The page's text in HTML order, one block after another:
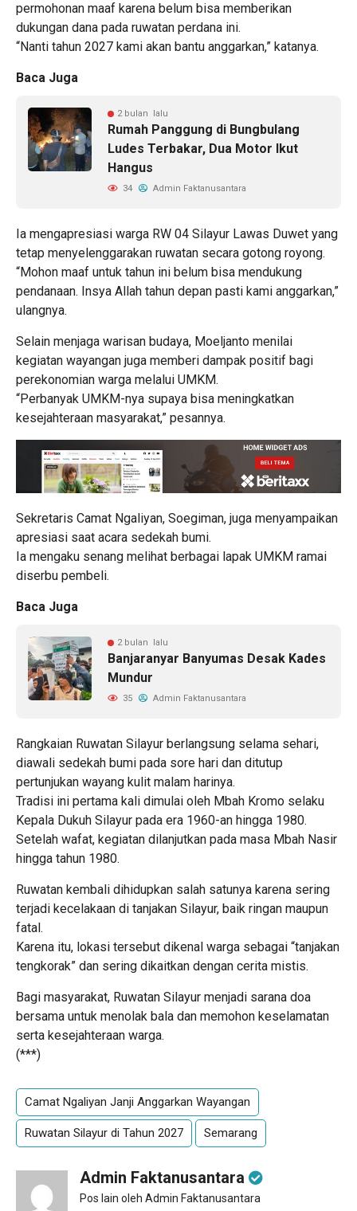
permohonan maaf karena belum bisa memberikan
dukungan dana pada ruwatan perdana ini.
“Nanti tahun 2027 kami akan bantu anggarkan,” katanya.
Baca Juga
2 bulan lalu
Rumah Panggung di Bungbulang
Ludes Terbakar, Dua Motor Ikut
Hangus
34 Admin Faktanusantara
Ia mengapresiasi warga RW 04 Silayur Lawas Duwet yang
tetap menyelenggarakan ruwatan secara gotong royong.
“Mohon maaf untuk tahun ini belum bisa mendukung
pendanaan. Insya Allah tahun depan pasti kami anggarkan,”
ulangnya.
Selain menjaga warisan budaya, Moeljanto menilai
kegiatan wayangan juga memberi dampak positif bagi
perekonomian warga melalui UMKM.
“Perbanyak UMKM-nya supaya bisa meningkatkan
kesejahteraan masyarakat,” pesannya.
Sekretaris Camat Ngaliyan, Soegiman, juga menyampaikan
apresiasi saat acara sedekah bumi.
Ia mengaku senang melihat berbagai lapak UMKM ramai
diserbu pembeli.
Baca Juga
2 bulan lalu
Banjaranyar Banyumas Desak Kades
Mundur
35 Admin Faktanusantara
Rangkaian Ruwatan Silayur berlangsung selama sehari,
diawali sedekah bumi pada sore hari dan ditutup
pertunjukan wayang kulit malam harinya.
Tradisi ini pertama kali dimulai oleh Mbah Kromo selaku
Kepala Dukuh Silayur pada era 1960-an hingga 1980.
Setelah wafat, kegiatan dilanjutkan pada masa Mbah Nasir
hingga tahun 1980.
Ruwatan kembali dihidupkan salah satunya karena sering
terjadi kecelakaan di tanjakan Silayur, baik ringan maupun
fatal.
Karena itu, lokasi tersebut dikenal warga sebagai “tanjakan
tengkorak” dan sering dikaitkan dengan cerita mistis.
Bagi masyarakat, Ruwatan Silayur menjadi sarana doa
bersama untuk menolak bala dan memohon keselamatan
serta kesejahteraan warga.
(***)
Camat Ngaliyan Janji Anggarkan Wayangan
Ruwatan Silayur di Tahun 2027 Semarang
Admin Faktanusantara
Pos lain oleh Admin Faktanusantara